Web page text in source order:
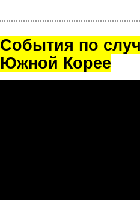
Cобытия по
Южной Корее